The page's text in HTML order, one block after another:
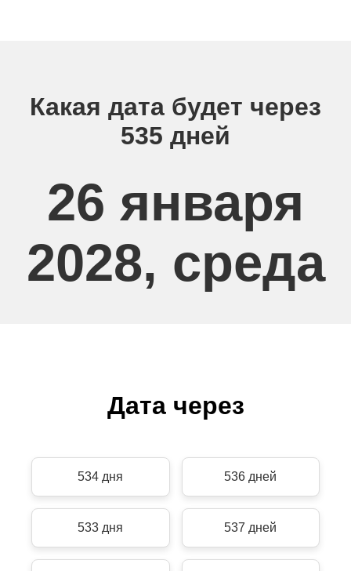
Какая дата будет через
535 дней
26 января
2028, среда
Дата через
534 дня 536 дней
533 дня 537 дней